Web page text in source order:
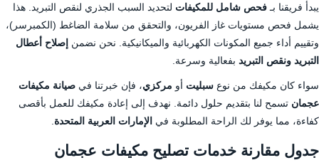
يبدأ فريقنا بـ فحص شامل للمكيفات لتحديد السبب الجذري لنقص التبريد. هذا
يشمل فحص مستويات غاز الفريون، والتحقق من سلامة الضاغط (الكمبرسر)،
وتقييم أداء جميع المكونات الكهربائية والميكانيكية. نحن نضمن إصلاح أعطال
التبريد ونقص التبريد بفعالية وسرعة.
سواء كان مكيفك من نوع سبليت أو مركزي، فإن خبرتنا في صيانة مكيفات
عجمان تسمح لنا بتقديم حلول دائمة. نهدف إلى إعادة مكيفك للعمل بأقصى
كفاءة، مما يوفر لك الراحة المطلوبة في الإمارات العربية المتحدة
جدول مقارنة خدمات تصليح مكيفات عجمان